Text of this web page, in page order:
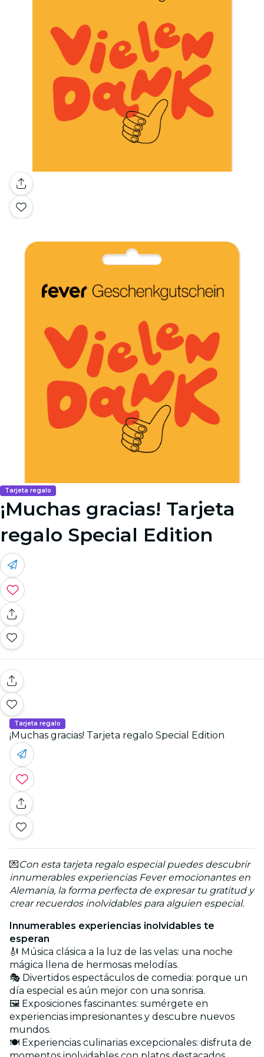
Tarjeta regalo
¡Muchas gracias! Tarjeta
regalo Special Edition
Tarjeta regalo
¡Muchas gracias! Tarjeta regalo Special Edition
💌Con esta tarjeta regalo especial puedes descubrir
innumerables experiencias Fever emocionantes en
Alemania, la forma perfecta de expresar tu gratitud y
crear recuerdos inolvidables para alguien especial.
Innumerables experiencias inolvidables te
esperan
🎻 Música clásica a la luz de las velas: una noche
mágica llena de hermosas melodías.
🎭 Divertidos espectáculos de comedia: porque un
día especial es aún mejor con una sonrisa.
🖼️ Exposiciones fascinantes: sumérgete en
experiencias impresionantes y descubre nuevos
mundos.
🍽️ Experiencias culinarias excepcionales: disfruta de